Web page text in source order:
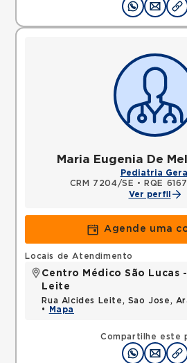
Maria Eugenia De
Pediatria Geral
CRM 7204/SE •
RQE
Ver perfil
Agende uma
Compartilhe este
Locais de Atendimento
Centro Médico São Lucas
Leite
Rua Alcides Leite, Sao Jose,
•
Mapa